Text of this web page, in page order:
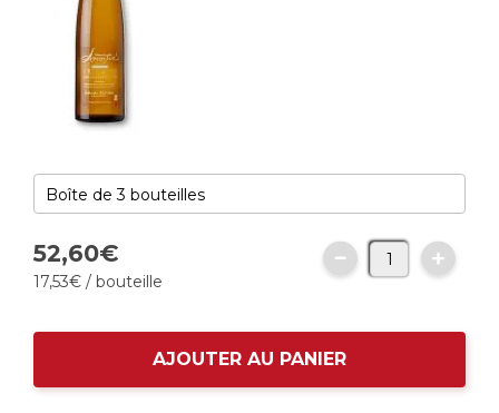
52,60€
17,53€ / bouteille
AJOUTER AU PANIER